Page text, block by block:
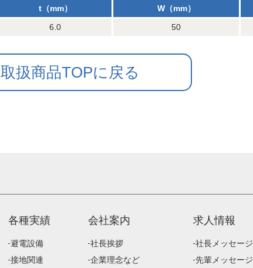
t（mm） W（mm）
6.0 50
取扱商品TOPに戻る
各種実績
避電設備
接地関連
会社案内
社長挨拶
企業理念など
求人情報
社長メッセージ
先輩メッセージ